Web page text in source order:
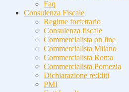
Faq
Consulenza Fiscale
Regime forfettario
Consulenza fiscale
Commercialista on line
Commercialista Milano
Commercialista Roma
Commercialista Pomezia
Dichiarazione redditi
PMI